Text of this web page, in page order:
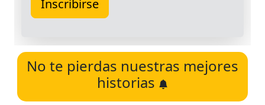
No te pierdas nuestras mejores
historias